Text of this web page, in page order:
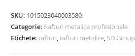
SKU: 1015023040003580
Categorie: Rafturi metalice profesionale
Etichete: rafturi, rafturi metalice, SD Group